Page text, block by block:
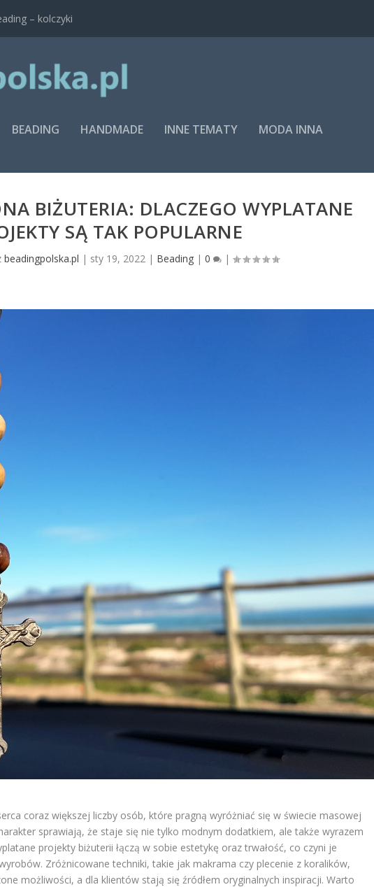
– kolczyki
BEADING HANDMADE INNE TEMATY MODA INNA
BIŻUTERIA: DLACZEGO WYPLATANE
SĄ TAK POPULARNE
beadingpolska.pl | sty 19, 2022| Beading| 0 |
coraz większej liczby osób, które pragną wyróżniać się w świecie masowej
sprawiają, że staje się nie tylko modnym dodatkiem, ale także wyrazem
projekty biżuterii łączą w sobie estetykę oraz trwałość, co czyni je
Zróżnicowane techniki, takie jak makrama czy plecenie z koralików,
możliwości, a dla klientów stają się źródłem oryginalnych inspiracji. Warto